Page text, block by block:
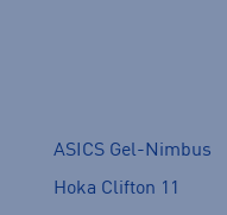
ASICS Gel-Nimbus
Hoka Clifton 11